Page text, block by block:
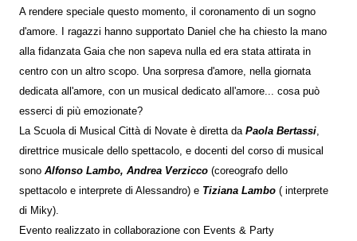
A rendere speciale questo momento, il coronamento di un sogno
d'amore. I ragazzi hanno supportato Daniel che ha chiesto la mano
alla fidanzata Gaia che non sapeva nulla ed era stata attirata in
centro con un altro scopo. Una sorpresa d'amore, nella giornata
dedicata all'amore, con un musical dedicato all'amore... cosa può
esserci di più emozionate?
La Scuola di Musical Città di Novate è diretta da Paola Bertassi,
direttrice musicale dello spettacolo, e docenti del corso di musical
sono Alfonso Lambo, Andrea Verzicco (coreografo dello
spettacolo e interprete di Alessandro) e Tiziana Lambo ( interprete
di Miky).
Evento realizzato in collaborazione con Events & Party